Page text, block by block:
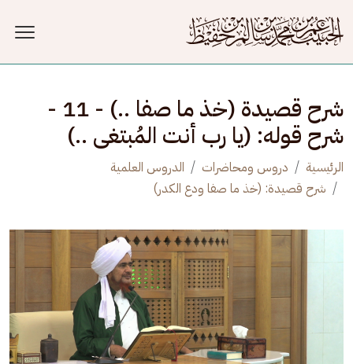
شرح قصيدة (خذ ما صفا ..) - 11 -
شرح قوله: (يا رب أنت المُبتغى ..)
الرئيسية دروس ومحاضرات
الدروس العلمية
شرح قصيدة: (خذ ما صفا ودع الكدر)